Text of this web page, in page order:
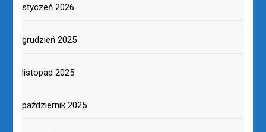
styczeń 2026
grudzień 2025
listopad 2025
październik 2025